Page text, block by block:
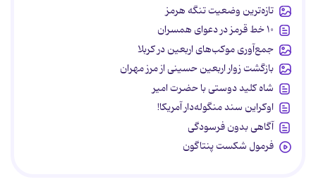
تازه‌ترین وضعیت تنگه هرمز
۱۰ خط قرمز در دعوای همسران
جمع‌آوری موکب‌های اربعین در کربلا
بازگشت زوار اربعین حسینی از مرز مهران
شاه کلید دوستی با حضرت امیر
اوکراین سند منگوله‌دار آمریکا!
آگاهی بدون فرسودگی
فرمول شکست پنتاگون